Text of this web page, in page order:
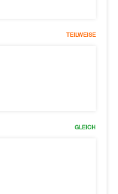
TEILWEISE
GLEICH